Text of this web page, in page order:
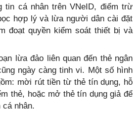
tin cá nhân trên VNeID, điểm trừ
hợp lý và lừa người dân cài đặt
đoạt quyền kiểm soát thiết bị và
lừa đảo liên quan đến thẻ ngân
ngày càng tinh vi. Một số hình
mời rút tiền từ thẻ tín dụng, hỗ
thẻ, hoặc mở thẻ tín dụng giả để
cá nhân.